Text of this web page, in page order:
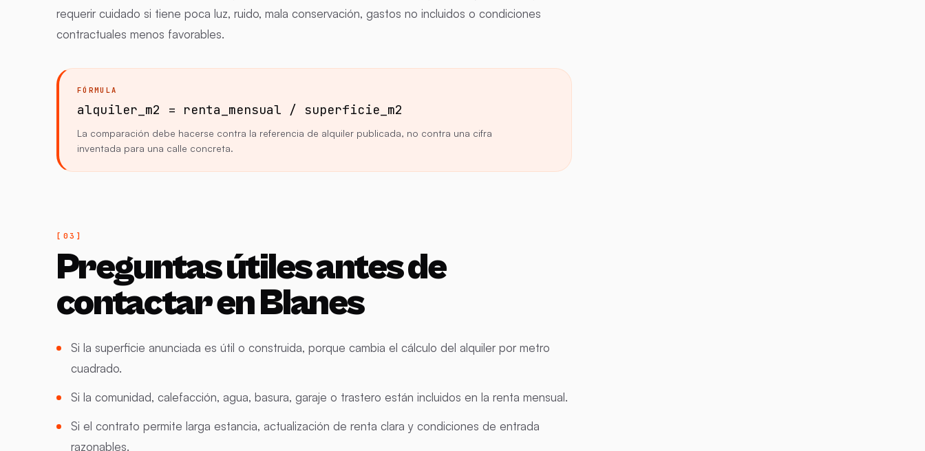
requerir cuidado si tiene poca luz, ruido, mala conservación, gastos no incluidos o condiciones
contractuales menos favorables.
FÓRMULA
alquiler_m2 = renta_mensual / superficie_m2
La comparación debe hacerse contra la referencia de alquiler publicada, no contra una cifra
inventada para una calle concreta.
Preguntas útiles antes de
contactar en Blanes
Si la superficie anunciada es útil o construida, porque cambia el cálculo del alquiler por metro
cuadrado.
Si la comunidad, calefacción, agua, basura, garaje o trastero están incluidos en la renta mensual.
Si el contrato permite larga estancia, actualización de renta clara y condiciones de entrada
razonables.